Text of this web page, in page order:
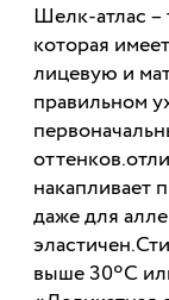
Шелк-атлас –
которая
лицевую и
правильном
накапливает
даже для
выше 30ºС